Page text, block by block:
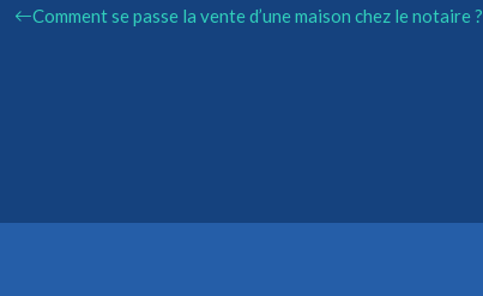
Comment se passe la vente d’une maison chez le notaire ?